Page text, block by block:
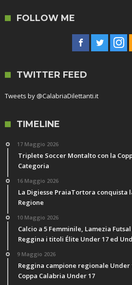
FOLLOW ME
TWITTER FEED
Tweets by @CalabriaDilettanti.it
TIMELINE
17 Maggio 2026
Triplete Soccer Montalto con la
Categoria
16 Maggio 2026
La Digiesse PraiaTortora conquista
Regione
10 Maggio 2026
Calcio a 5 Femminile, Lamezia
Reggina i titoli Élite Under 17 ed
9 Maggio 2026
Reggina campione regionale Under
Coppa Calabria Under 17